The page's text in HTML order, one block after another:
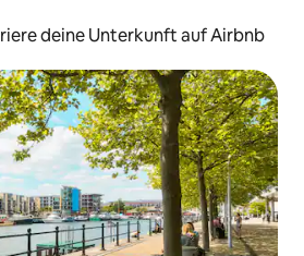
deine Unterkunft auf Airbnb